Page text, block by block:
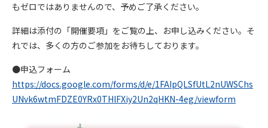
もゼロではありませんので、予めご了承ください。
詳細は添付の「開催要項」をご覧の上、お申し込みください。そ
れでは、多くの方のご参加をお待ちしております。
●申込フォーム
https://docs.google.com/forms/d/e/1FAIpQLSfUtL2nUWSChs
UNvk6wtmFDZE0YRx0THlFXiy2Un2qHKN-4eg/viewform